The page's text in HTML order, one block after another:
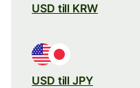
USD till KRW
USD till JPY